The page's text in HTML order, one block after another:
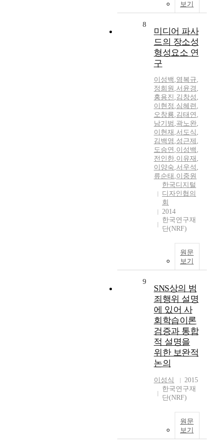
보기
8
미디어 파사
드의 장소성
형성요소 연
구
이성백 ,염복규,
정희원 ,서윤경 ,
홍용진 ,김창성 ,
이현정 ,심혜련 ,
오창룡,김태연 ,
남기범 ,곽노완,
이현재 ,서도식 ,
김백영 ,성근제 ,
도승연 ,이성백 ,
전인한,이유재 ,
이양숙,서우석 ,
류순태 ,이중원
한국디지털
디자인협의
회
2014
한국연구재
단(NRF)
원문
보기
9
SNS상의 범
죄행위 설명
에 있어 사
회학습이론
검증과 통합
적 설명을
위한 보완적
논의
이성식
2015
한국연구재
단(NRF)
원문
보기